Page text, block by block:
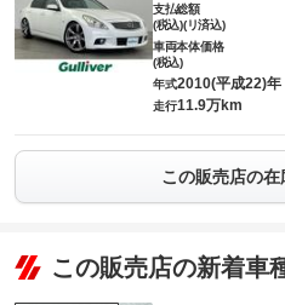
支払総額
(税込)(リ済込)
車両本体価格
(税込)
年式2010(平成22)年
走行11.9万km
この販売店の
この販売店の新着車